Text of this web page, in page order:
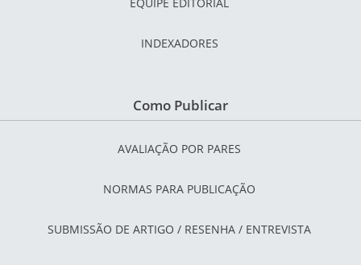
INDEXADORES
Como Publicar
AVALIAÇÃO POR PARES
NORMAS PARA PUBLICAÇÃO
SUBMISSÃO DE ARTIGO / RESENHA / ENTREVISTA